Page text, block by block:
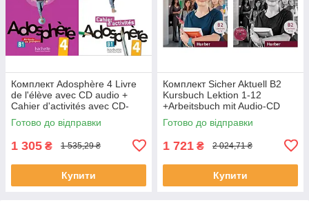
Комплект Adosphère 4 Livre
de l'élève avec CD audio +
Cahier d'activités avec CD-
ROM (оригинал)
Готово до відправки
1 305 ₴ 1 535,29 ₴
Купити
Комплект Sicher Aktuell B2
Kursbuch Lektion 1-12
+Arbeitsbuch mit Audio-CD
Lektion 1-12 (оригинал)
Готово до відправки
1 721 ₴ 2 024,71 ₴
Купити